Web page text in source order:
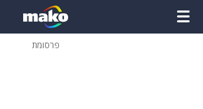
פרסומת